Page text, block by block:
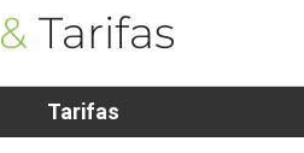
& Tarifas
Tarifas